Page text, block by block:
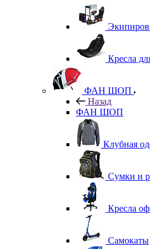
Кресла
ФАН ШОП
Назад
ФАН ШОП
Клубная
Сумки и
Кресла
Самокаты